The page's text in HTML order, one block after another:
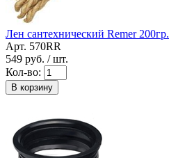
Лен сантехнический Remer 200гр.
Арт. 570RR
549 руб. / шт.
Кол-во:
В корзину